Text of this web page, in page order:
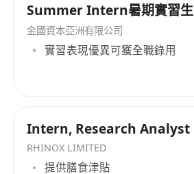
Summer Intern暑期實習生
金國資本亞洲有限公司
實習表現優異可獲全職錄用
Intern, Research Analyst
RHINOX LIMITED
提供膳食津貼